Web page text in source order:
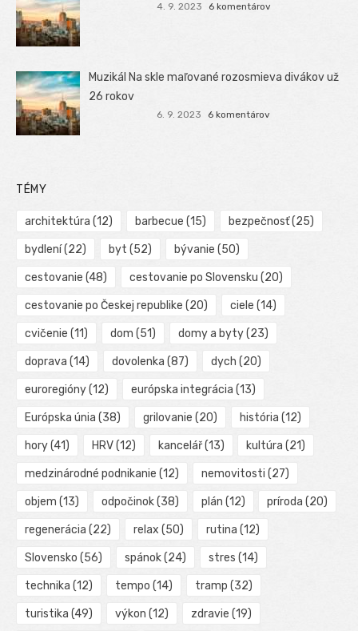
4. 9. 2023 6 komentárov
Muzikál Na skle maľované rozosmieva divákov už
26 rokov
6. 9. 2023 6 komentárov
TÉMY
architektúra (12) barbecue (15) bezpečnosť(25)
bydlení(22) byt (52) bývanie (50)
cestovanie (48) cestovanie po Slovensku (20)
cestovanie po Českej republike (20) ciele (14)
cvičenie (11) dom (51) domy a byty(23)
doprava (14) dovolenka (87) dych (20)
euroregióny(12) európska integrácia (13)
Európska únia (38) grilovanie (20) história (12)
hory(41) HRV(12) kancelář(13) kultúra (21)
medzinárodné podnikanie (12) nemovitosti (27)
objem (13) odpočinok(38) plán (12) príroda (20)
regenerácia (22) relax (50) rutina (12)
Slovensko (56) spánok(24) stres (14)
technika (12) tempo (14) tramp (32)
turistika (49) výkon (12) zdravie (19)